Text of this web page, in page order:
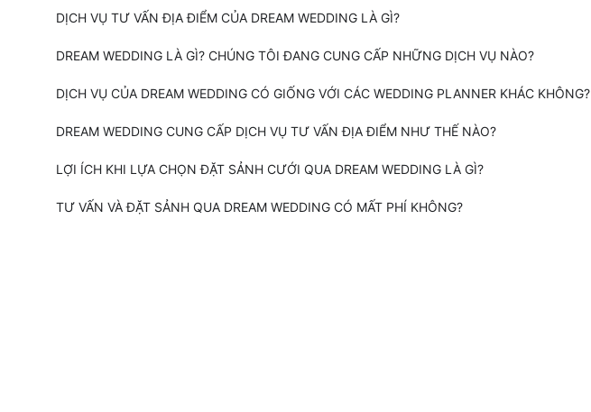
DỊCH VỤ TƯ VẤN ĐỊA ĐIỂM CỦA DREAM WEDDING LÀ GÌ?
DREAM WEDDING LÀ GÌ? CHÚNG TÔI ĐANG CUNG CẤP NHỮNG DỊCH VỤ NÀO?
DỊCH VỤ CỦA DREAM WEDDING CÓ GIỐNG VỚI CÁC WEDDING PLANNER KHÁC KHÔNG?
DREAM WEDDING CUNG CẤP DỊCH VỤ TƯ VẤN ĐỊA ĐIỂM NHƯ THẾ NÀO?
LỢI ÍCH KHI LỰA CHỌN ĐẶT SẢNH CƯỚI QUA DREAM WEDDING LÀ GÌ?
TƯ VẤN VÀ ĐẶT SẢNH QUA DREAM WEDDING CÓ MẤT PHÍ KHÔNG?